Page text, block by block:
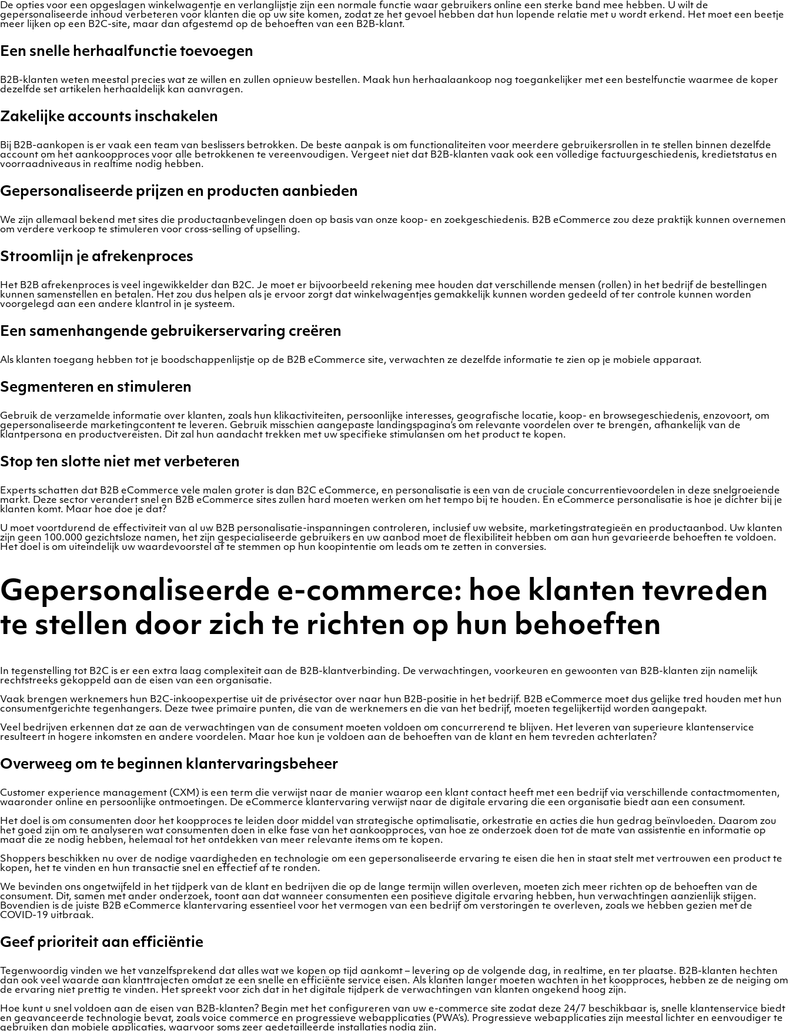
De opties voor een opgeslagen winkelwagentje en verlanglijstje zijn een normale functie waar gebruikers online een sterke band mee hebben. U wilt de
gepersonaliseerde inhoud verbeteren voor klanten die op uw site komen, zodat ze het gevoel hebben dat hun lopende relatie met u wordt erkend. Het moet een beetje
meer lijken op een B2C-site, maar dan afgestemd op de behoeften van een B2B-klant.
Een snelle herhaalfunctie toevoegen
B2B-klanten weten meestal precies wat ze willen en zullen opnieuw bestellen. Maak hun herhaalaankoop nog toegankelijker met een bestelfunctie waarmee de koper
dezelfde set artikelen herhaaldelijk kan aanvragen.
Zakelijke accounts inschakelen
Bij B2B-aankopen is er vaak een team van beslissers betrokken. De beste aanpak is om functionaliteiten voor meerdere gebruikersrollen in te stellen binnen dezelfde
account om het aankoopproces voor alle betrokkenen te vereenvoudigen. Vergeet niet dat B2B-klanten vaak ook een volledige factuurgeschiedenis, kredietstatus en
voorraadniveaus in realtime nodig hebben.
Gepersonaliseerde prijzen en producten aanbieden
We zijn allemaal bekend met sites die productaanbevelingen doen op basis van onze koop- en zoekgeschiedenis. B2B eCommerce zou deze praktijk kunnen overnemen
om verdere verkoop te stimuleren voor cross-selling of upselling.
Stroomlijn je afrekenproces
Het B2B afrekenproces is veel ingewikkelder dan B2C. Je moet er bijvoorbeeld rekening mee houden dat verschillende mensen (rollen) in het bedrijf de bestellingen
kunnen samenstellen en betalen. Het zou dus helpen als je ervoor zorgt dat winkelwagentjes gemakkelijk kunnen worden gedeeld of ter controle kunnen worden
voorgelegd aan een andere klantrol in je systeem.
Een samenhangende gebruikerservaring creëren
Als klanten toegang hebben tot je boodschappenlijstje op de B2B eCommerce site, verwachten ze dezelfde informatie te zien op je mobiele apparaat.
Segmenteren en stimuleren
Gebruik de verzamelde informatie over klanten, zoals hun klikactiviteiten, persoonlijke interesses, geografische locatie, koop- en browsegeschiedenis, enzovoort, om
gepersonaliseerde marketingcontent te leveren. Gebruik misschien aangepaste landingspagina’s om relevante voordelen over te brengen, afhankelijk van de
klantpersona en productvereisten. Dit zal hun aandacht trekken met uw specifieke stimulansen om het product te kopen.
Stop ten slotte niet met verbeteren
Experts schatten dat B2B eCommerce vele malen groter is dan B2C eCommerce, en personalisatie is een van de cruciale concurrentievoordelen in deze snelgroeiende
markt. Deze sector verandert snel en B2B eCommerce sites zullen hard moeten werken om het tempo bij te houden. En eCommerce personalisatie is hoe je dichter bij je
klanten komt. Maar hoe doe je dat?
U moet voortdurend de effectiviteit van al uw B2B personalisatie-inspanningen controleren, inclusief uw website, marketingstrategieën en productaanbod. Uw klanten
zijn geen 100.000 gezichtsloze namen, het zijn gespecialiseerde gebruikers en uw aanbod moet de flexibiliteit hebben om aan hun gevarieerde behoeften te voldoen.
Het doel is om uiteindelijk uw waardevoorstel af te stemmen op hun koopintentie om leads om te zetten in conversies.
Gepersonaliseerde e-commerce: hoe klanten tevreden
te stellen door zich te richten op hun behoeften
In tegenstelling tot B2C is er een extra laag complexiteit aan de B2B-klantverbinding. De verwachtingen, voorkeuren en gewoonten van B2B-klanten zijn namelijk
rechtstreeks gekoppeld aan de eisen van een organisatie.
Vaak brengen werknemers hun B2C-inkoopexpertise uit de privésector over naar hun B2B-positie in het bedrijf. B2B eCommerce moet dus gelijke tred houden met hun
consumentgerichte tegenhangers. Deze twee primaire punten, die van de werknemers en die van het bedrijf, moeten tegelijkertijd worden aangepakt.
Veel bedrijven erkennen dat ze aan de verwachtingen van de consument moeten voldoen om concurrerend te blijven. Het leveren van superieure klantenservice
resulteert in hogere inkomsten en andere voordelen. Maar hoe kun je voldoen aan de behoeften van de klant en hem tevreden achterlaten?
Overweeg om te beginnen klantervaringsbeheer
Customer experience management (CXM) is een term die verwijst naar de manier waarop een klant contact heeft met een bedrijf via verschillende contactmomenten,
waaronder online en persoonlijke ontmoetingen. De eCommerce klantervaring verwijst naar de digitale ervaring die een organisatie biedt aan een consument.
Het doel is om consumenten door het koopproces te leiden door middel van strategische optimalisatie, orkestratie en acties die hun gedrag beïnvloeden. Daarom zou
het goed zijn om te analyseren wat consumenten doen in elke fase van het aankoopproces, van hoe ze onderzoek doen tot de mate van assistentie en informatie op
maat die ze nodig hebben, helemaal tot het ontdekken van meer relevante items om te kopen.
Shoppers beschikken nu over de nodige vaardigheden en technologie om een gepersonaliseerde ervaring te eisen die hen in staat stelt met vertrouwen een product te
kopen, het te vinden en hun transactie snel en effectief af te ronden.
We bevinden ons ongetwijfeld in het tijdperk van de klant en bedrijven die op de lange termijn willen overleven, moeten zich meer richten op de behoeften van de
consument. Dit, samen met ander onderzoek, toont aan dat wanneer consumenten een positieve digitale ervaring hebben, hun verwachtingen aanzienlijk stijgen.
Bovendien is de juiste B2B eCommerce klantervaring essentieel voor het vermogen van een bedrijf om verstoringen te overleven, zoals we hebben gezien met de
COVID-19 uitbraak.
Geef prioriteit aan efficiëntie
Tegenwoordig vinden we het vanzelfsprekend dat alles wat we kopen op tijd aankomt – levering op de volgende dag, in realtime, en ter plaatse. B2B-klanten hechten
dan ook veel waarde aan klanttrajecten omdat ze een snelle en efficiënte service eisen. Als klanten langer moeten wachten in het koopproces, hebben ze de neiging om
de ervaring niet prettig te vinden. Het spreekt voor zich dat in het digitale tijdperk de verwachtingen van klanten ongekend hoog zijn.
Hoe kunt u snel voldoen aan de eisen van B2B-klanten? Begin met het configureren van uw e-commerce site zodat deze 24/7 beschikbaar is, snelle klantenservice biedt
en geavanceerde technologie bevat, zoals voice commerce en progressieve webapplicaties (PWA’s). Progressieve webapplicaties zijn meestal lichter en eenvoudiger te
gebruiken dan mobiele applicaties, waarvoor soms zeer gedetailleerde installaties nodig zijn.